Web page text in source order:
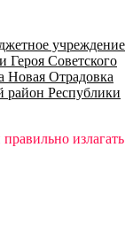
учреждение
Героя Советского
Новая Отрадовка
район Республики
излагать